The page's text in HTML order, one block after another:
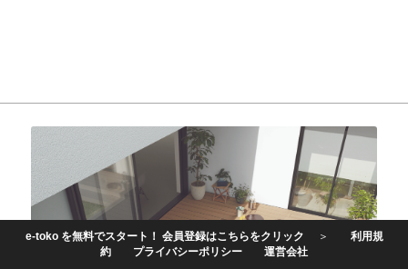
e-toko を無料でスタート！ 会員登録はこちらをクリック ＞
利用規
約
プライバシーポリシー 運営会社